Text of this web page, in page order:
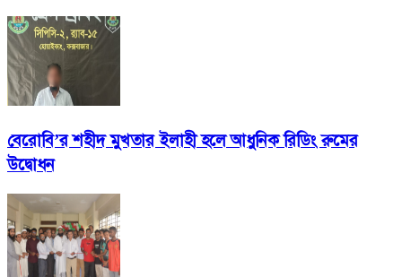
বেরোবি’র শহীদ মুখতার ইলাহী হলে আধুনিক রিডিং রুমের
উদ্বোধন